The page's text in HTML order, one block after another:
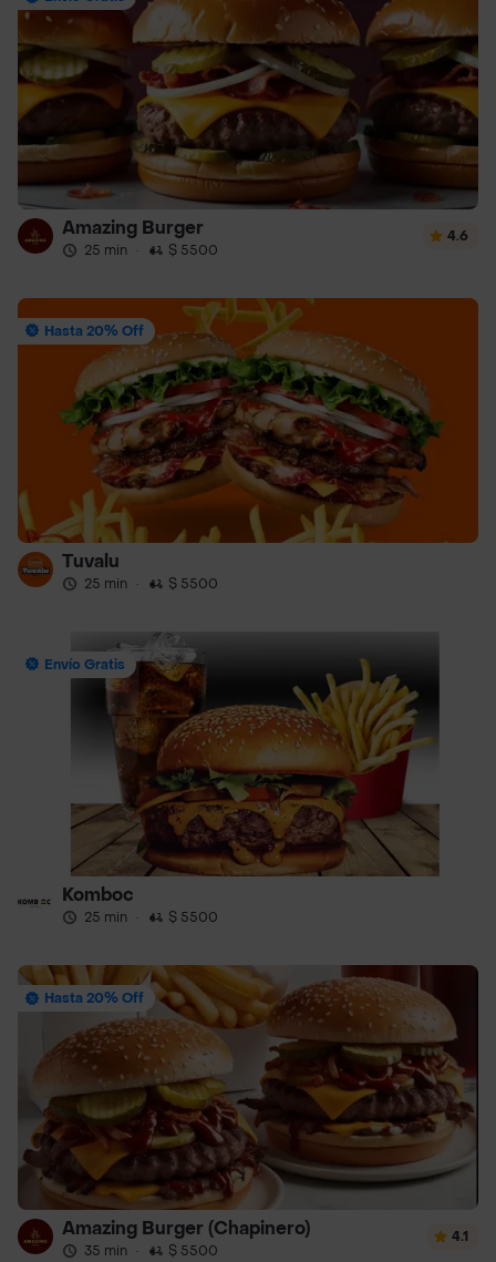
Amazing Burger
25 min · $ 5500
4.6
Hasta 20% Off
Tuvalu
25 min · $ 5500
Envío Gratis
Komboc
25 min · $ 5500
Hasta 20% Off
Amazing Burger (Chapinero)
35 min · $ 5500
4.1